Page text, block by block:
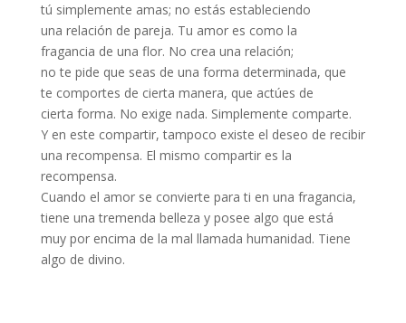
tú simplemente amas; no estás estableciendo
una relación de pareja. Tu amor es como la
fragancia de una flor. No crea una relación;
no te pide que seas de una forma determinada, que
te comportes de cierta manera, que actúes de
cierta forma. No exige nada. Simplemente comparte.
Y en este compartir, tampoco existe el deseo de recibir
una recompensa. El mismo compartir es la
recompensa.
Cuando el amor se convierte para ti en una fragancia,
tiene una tremenda belleza y posee algo que está
muy por encima de la mal llamada humanidad. Tiene
algo de divino.